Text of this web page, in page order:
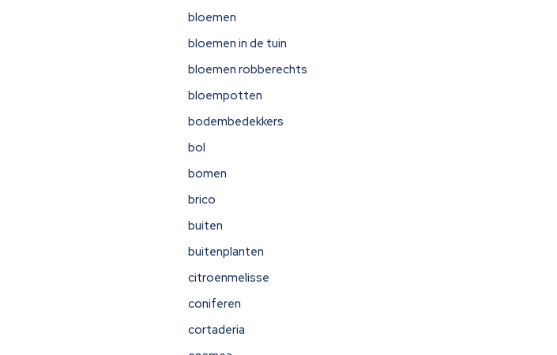
bloemen
bloemen in de tuin
bloemen robberechts
bloempotten
bodembedekkers
bol
bomen
brico
buiten
buitenplanten
citroenmelisse
coniferen
cortaderia